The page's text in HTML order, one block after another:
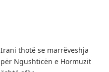
Irani thotë se marrëveshja
për Ngushticën e Hormuzit